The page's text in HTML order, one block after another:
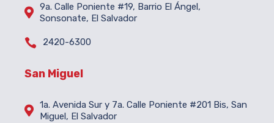
 9a. Calle Poniente #19, Barrio El Ángel,
Sonsonate, El Salvador
 2420-6300
San Miguel
 1a. Avenida Sur y 7a. Calle Poniente #201 Bis, San
Miguel, El Salvador